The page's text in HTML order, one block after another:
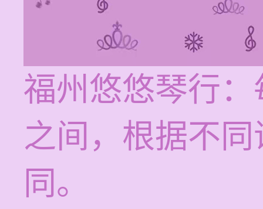
福州悠悠琴行
之间，根据不
同。